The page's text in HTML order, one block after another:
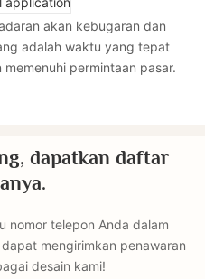
akan kebugaran dan
adalah waktu yang tepat
permintaan pasar.
dapatkan daftar
nomor telepon Anda dalam
mengirimkan penawaran
desain kami!